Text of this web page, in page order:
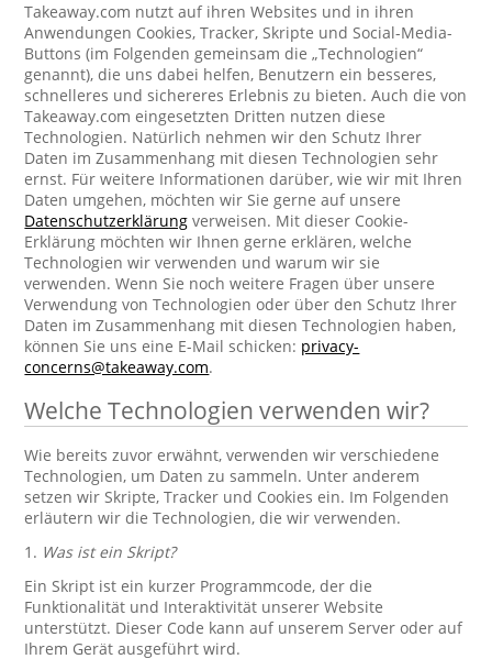
Takeaway.com nutzt auf ihren Websites und in ihren
Anwendungen Cookies, Tracker, Skripte und Social-Media-
Buttons (im Folgenden gemeinsam die „Technologien“
genannt), die uns dabei helfen, Benutzern ein besseres,
schnelleres und sichereres Erlebnis zu bieten. Auch die von
Takeaway.com eingesetzten Dritten nutzen diese
Technologien. Natürlich nehmen wir den Schutz Ihrer
Daten im Zusammenhang mit diesen Technologien sehr
ernst. Für weitere Informationen darüber, wie wir mit Ihren
Daten umgehen, möchten wir Sie gerne auf unsere
Datenschutzerklärung verweisen. Mit dieser Cookie-
Erklärung möchten wir Ihnen gerne erklären, welche
Technologien wir verwenden und warum wir sie
verwenden. Wenn Sie noch weitere Fragen über unsere
Verwendung von Technologien oder über den Schutz Ihrer
Daten im Zusammenhang mit diesen Technologien haben,
können Sie uns eine E-Mail schicken: privacy-
concerns@takeaway.com.
Welche Technologien verwenden wir?
Wie bereits zuvor erwähnt, verwenden wir verschiedene
Technologien, um Daten zu sammeln. Unter anderem
setzen wir Skripte, Tracker und Cookies ein. Im Folgenden
erläutern wir die Technologien, die wir verwenden.
1. Was ist ein Skript?
Ein Skript ist ein kurzer Programmcode, der die
Funktionalität und Interaktivität unserer Website
unterstützt. Dieser Code kann auf unserem Server oder auf
Ihrem Gerät ausgeführt wird.